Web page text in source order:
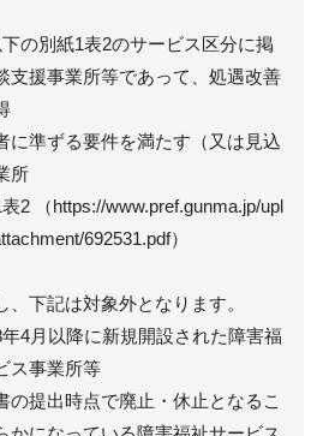
下の別紙1表2のサービス区分に掲
支援事業所等であって、処遇改善
準ずる要件を満たす（又は見込
所
2 （https://www.pref.gunma.jp/upl
692531.pdf）
下記は対象外となります。
年4月以降に新規開設された障害福
ス事業所等
の提出時点で廃止・休止となるこ